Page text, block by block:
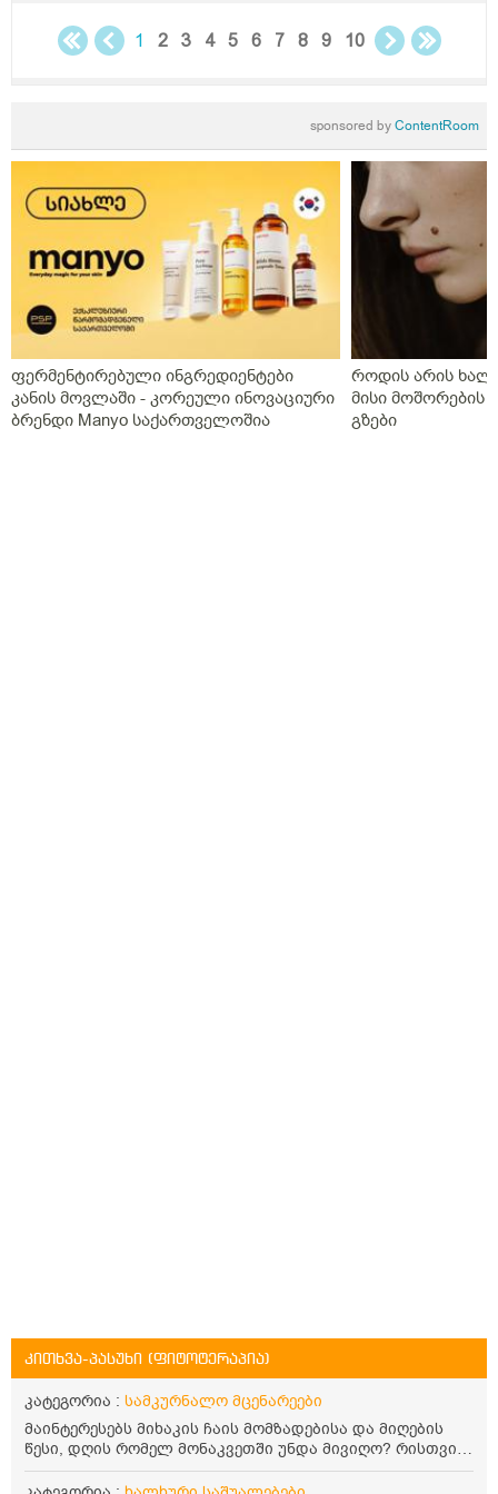
1 2 3 4 5 6 7 8 9 10
sponsored byContentRoom
ფერმენტირებული ინგრედიენტები
კანის მოვლაში - კორეული ინოვაციური
ბრენდი Manyo საქართველოშია
როდის არის
მისი მოშორების
გზები
კითხვა-პასუხი (ფიტოტერაპია)
კატეგორია : სამკურნალო მცენარეები
მაინტერესებს მიხაკის ჩაის მომზადებისა და მიღების
წესი, დღის რომელ მონაკვეთში უნდა მივიღო? რისთვის
არის სასარგებლო და უკუჩვენება თუ აქვს